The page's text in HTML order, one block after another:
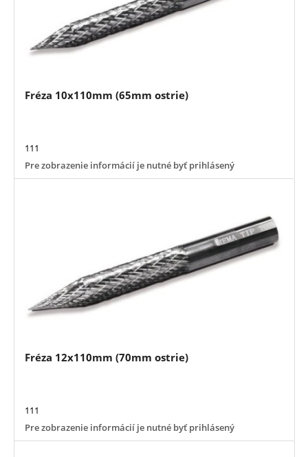
Fréza 10x110mm (65mm ostrie)
111
Pre zobrazenie informácií je nutné byť prihlásený
Fréza 12x110mm (70mm ostrie)
111
Pre zobrazenie informácií je nutné byť prihlásený